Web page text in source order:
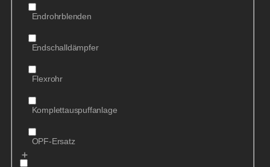
Endrohrblenden
Endschalldämpfer
Flexrohr
Komplettauspuffanlage
OPF-Ersatz